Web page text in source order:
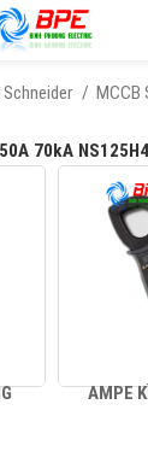
MCCB
70kA
AMPE